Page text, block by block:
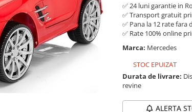
✅ 24 luni garantie in
✅ Transport gratuit
✅ Pana la 12 rate
✅ Rate 100% online
Marca: Mercedes
STOC EPUIZAT
Durata de livrare:
revine
ALERTA